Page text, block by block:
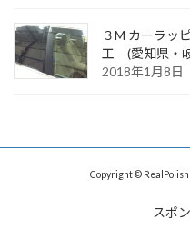
３M カーラッ
工 (愛知県・
2018年1月8日
Copyright ©
スポ